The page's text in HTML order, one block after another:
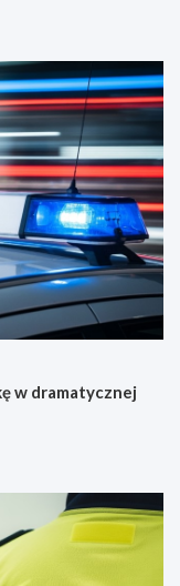
w dramatycznej